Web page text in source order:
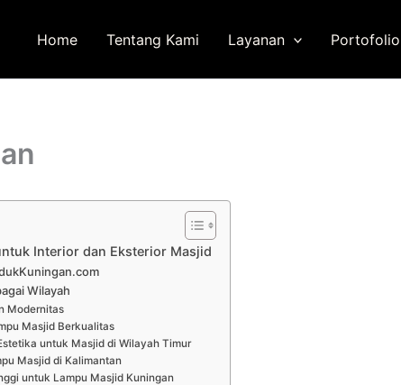
Home Tentang Kami Layanan Portofolio
Interior dan Eksterior Masjid
Wilayah
Modernitas
Masjid Berkualitas
untuk Masjid di Wilayah Timur
Masjid di Kalimantan
untuk Lampu Masjid Kuningan